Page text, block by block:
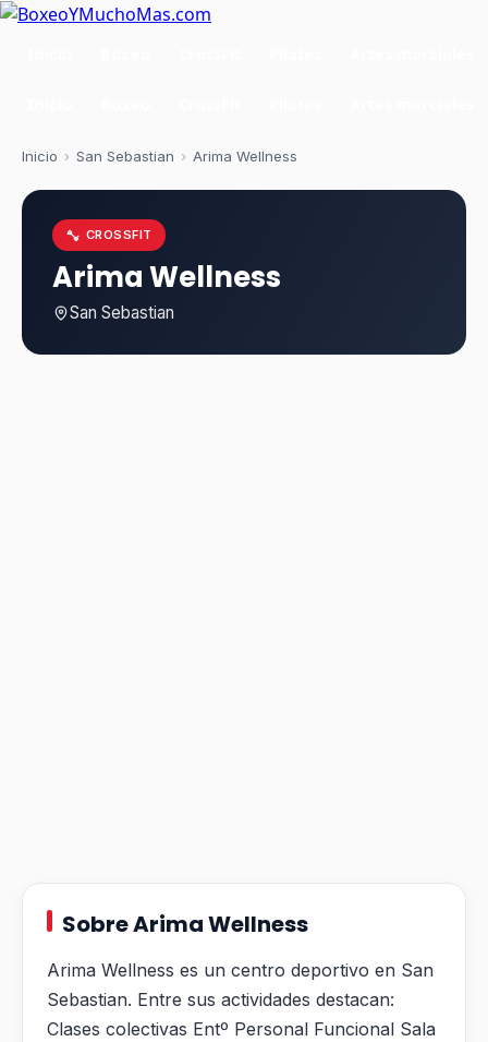
Inicio › San Sebastian › Arima Wellness
CROSSFIT
Arima Wellness
San Sebastian
Sobre Arima Wellness
Arima Wellness es un centro deportivo en San
Sebastian. Entre sus actividades destacan:
Clases colectivas Entº Personal Funcional Sala